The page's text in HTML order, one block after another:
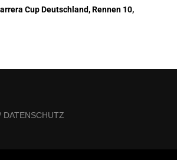
Cup Deutschland, Rennen 10,
DATENSCHUTZ